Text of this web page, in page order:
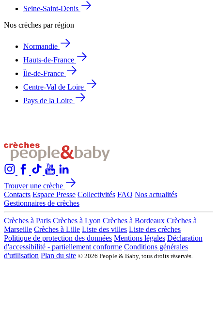
Seine-Saint-Denis
Nos crèches par région
Normandie
Hauts-de-France
Île-de-France
Centre-Val de Loire
Pays de la Loire
Trouver une crèche
Contacts Espace Presse Collectivités FAQ Nos actualités
Gestionnaires de crèches
Crèches à Paris Crèches à Lyon Crèches à Bordeaux Crèches à
Marseille Crèches à Lille Liste des villes Liste des crèches
Politique de protection des données Mentions légales Déclaration
d'accessibilité - partiellement conforme Conditions générales
d'utilisation Plan du site © 2026 People & Baby, tous droits réservés.